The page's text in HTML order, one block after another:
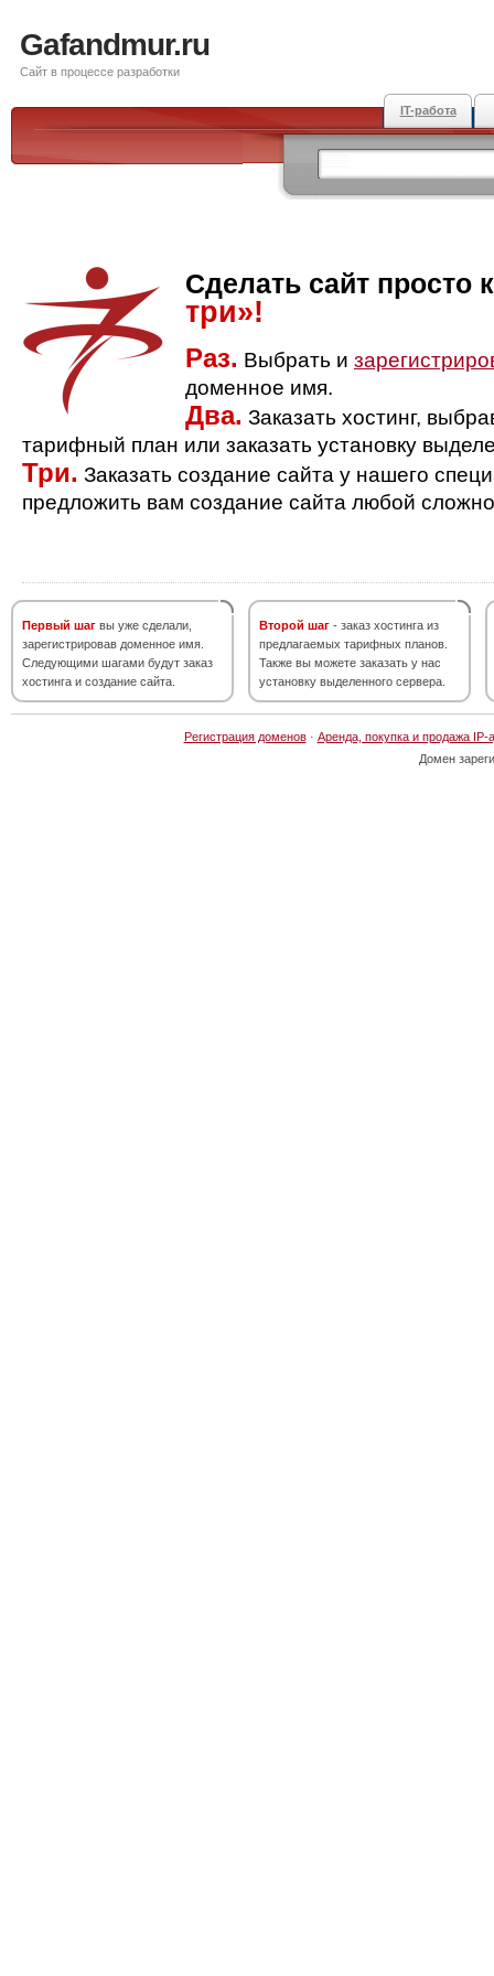
Gafandmur.ru
Сайт в процессе разработки
IT-работа
Сделать сайт просто
три»!
Раз. Выбрать и
доменное имя.
Два. Заказать хостинг,
тарифный план или заказать установку
Три. Заказать создание сайта у нашего
предложить вам создание сайта любой
Первый шаг вы уже сделали,
зарегистрировав доменное имя.
Следующими шагами будут заказ
хостинга и создание сайта.
Второй шаг - заказ хостинга из
предлагаемых тарифных планов.
Также вы можете заказать у нас
установку выделенного сервера.
Регистрация доменов· Аренда, покупка и продажа IP-
Домен